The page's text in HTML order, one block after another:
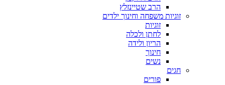
הרב שטיינזלץ
זוגיות משפחה וחינוך ילדים
זוגיות
לחתן ולכלה
הריון ולידה
חינוך
נשים
חגים
פורים